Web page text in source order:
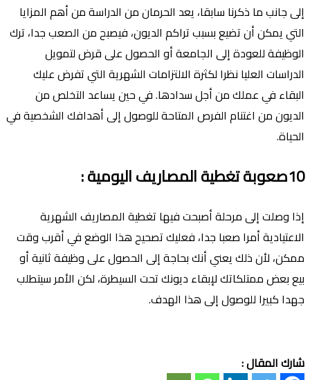
إلى جانب ما ذكرنا سابقا، يعد الحرمان من الدراسة من أهم المزايا
التي يمكن أن تضيع بسبب تراكم الديون، فيصبح من الصعب جدا، ترك
الوظيفة للعودة إلى الجامعة أو الحصول على قرض لتمويل
الدراسات العليا نظرا لكثرة الالتزامات الشهرية التي تفرض عليك
البقاء في عملك من أجل سدادها. في حين يساعد التخلص من
الديون من اغتنام الفرص المتاحة للوصول إلى أهدافك الشخصية في
الحياة.
10صعوبة تغطية المصاريف اليومية :
إذا وصلت إلى مرحلة أصبحت فيها تغطية المصاريف الشهرية
الاعتيادية أمرا صعبا جدا، فعليك تصحيح هذا الوضع في أقرب وقت
ممكن، لأن ذلك يعني أنك بحاجة إلى الحصول على وظيفة ثانية أو
بيع بعض ممتلكاتك لإبقاء ديونك تحت السيطرة، لكن الأمر سيتطلب
جهدا كبيرا للوصول إلى هذا الهدف.
شارك المقال :